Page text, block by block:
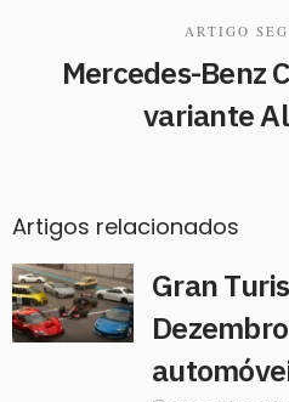
ARTIGO
Mercedes-Benz
variante
Artigos relacionados
Gran